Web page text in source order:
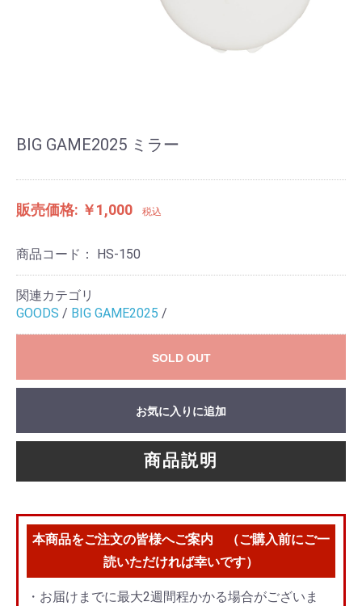
BIG GAME2025 ミラー
販売価格: ￥1,000 税込
商品コード： HS-150
関連カテゴリ
GOODS / BIG GAME2025 /
SOLD OUT
お気に入りに追加
商品説明
本商品をご注文の皆様へご案内 （ご購入前にご一
読いただければ幸いです）
・お届けまでに最大2週間程かかる場合がございま